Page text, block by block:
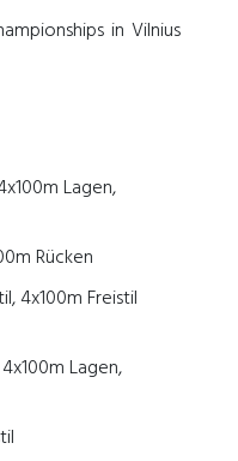
in Vilnius
Lagen,
Rücken
4x100m Freistil
Lagen,